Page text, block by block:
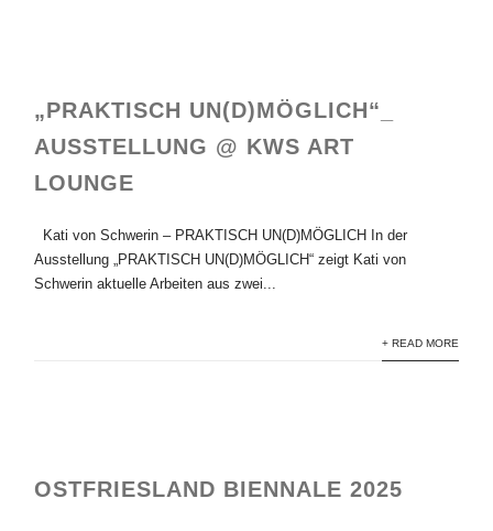
„PRAKTISCH UN(D)MÖGLICH“_
AUSSTELLUNG @ KWS ART
LOUNGE
Kati von Schwerin – PRAKTISCH UN(D)MÖGLICH In der
Ausstellung „PRAKTISCH UN(D)MÖGLICH“ zeigt Kati von
Schwerin aktuelle Arbeiten aus zwei...
+ READ MORE
OSTFRIESLAND BIENNALE 2025